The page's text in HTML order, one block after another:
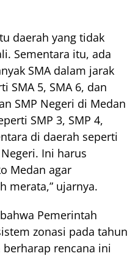
daerah yang tidak
Sementara itu, ada
SMA dalam jarak
SMA 5, SMA 6, dan
SMP Negeri di Medan
SMP 3, SMP 4,
di daerah seperti
Ini harus
Medan agar
merata,” ujarnya.
Pemerintah
zonasi pada tahun
rencana ini